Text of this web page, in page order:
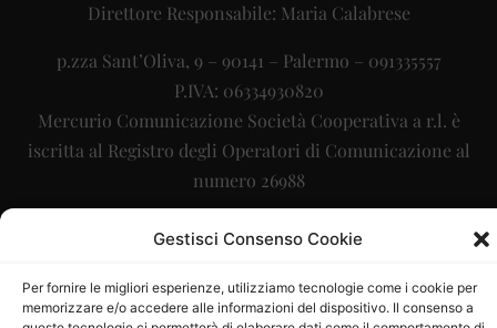
Gestisci Consenso Cookie
Per fornire le migliori esperienze, utilizziamo tecnologie come i cookie per
memorizzare e/o accedere alle informazioni del dispositivo. Il consenso a
Direttore Responsabile: Maria Calabrese
p.zza Sant’Oliva, 9 – 90141 – Palermo – 091335557
P.IVA: 06334930820
Mercurio Comunicazione Società Cooperativa a r.l. è
iscritta al Registro degli Operatori di Comunicazione al
numero 26988
Sito gestito da La Digitale srl info@ladigitale.it